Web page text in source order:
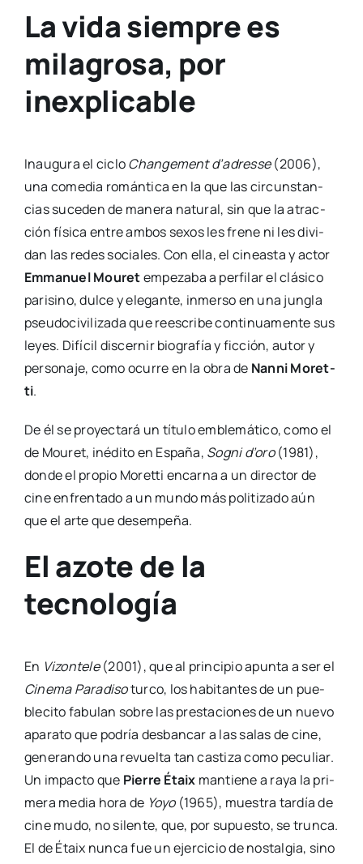
La vida siempre es
milagrosa, por
inexplicable
Inau­gu­ra el cicloChan­ge­ment d’adresse(2006),
una come­dia román­ti­ca en la que las cir­cuns­tan­
cias suce­den de mane­ra natu­ral, sin que la atrac­
ción físi­ca entre ambos sexos les fre­ne ni les divi­
dan las redes socia­les. Con ella, el cineas­ta y actor
Emma­nuel Mou­retempe­za­ba a per­fi­lar el clá­si­co
pari­sino, dul­ce y ele­gan­te, inmer­so en una jun­gla
pseu­do­ci­vi­li­za­da que rees­cri­be con­ti­nua­men­te sus
leyes. Difí­cil dis­cer­nir bio­gra­fía y fic­ción, autor y
per­so­na­je, como ocu­rre en la obra de Nan­ni Moret­
ti.
De él se pro­yec­ta­rá un títu­lo emble­má­ti­co, como el
de Mou­ret, iné­di­to en Espa­ña, Sog­ni d’oro(1981),
don­de el pro­pio Moret­ti encar­na a un direc­tor de
cine enfren­ta­do a un mun­do más poli­ti­za­do aún
que el arte que desem­pe­ña.
El azote de la
tecnología
En Vizon­te­le(2001), que al prin­ci­pio apun­ta a ser el
Cine­ma Para­di­sotur­co, los habi­tan­tes de un pue­
ble­ci­to fabu­lan sobre las pres­ta­cio­nes de un nue­vo
apa­ra­to que podría des­ban­car a las salas de cine,
gene­ran­do una revuel­ta tan cas­ti­za como pecu­liar.
Un impac­to que Pie­rre Étaix man­tie­ne a raya la pri­
me­ra media hora de Yoyo(1965), mues­tra tar­día de
cine mudo, no silen­te, que, por supues­to, se trun­ca.
El de Étaix nun­ca fue un ejer­ci­cio de nos­tal­gia, sino